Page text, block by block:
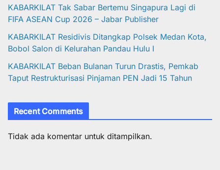
KABARKILAT Tak Sabar Bertemu Singapura Lagi di
FIFA ASEAN Cup 2026 – Jabar Publisher
KABARKILAT Residivis Ditangkap Polsek Medan Kota,
Bobol Salon di Kelurahan Pandau Hulu I
KABARKILAT Beban Bulanan Turun Drastis, Pemkab
Taput Restrukturisasi Pinjaman PEN Jadi 15 Tahun‎
Recent Comments
Tidak ada komentar untuk ditampilkan.